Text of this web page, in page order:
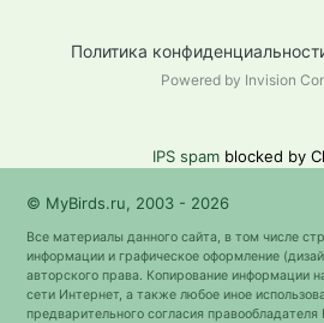
Политика
Powered by Invision
IPS spam blocked by
© MyBirds.ru, 2003 - 2026
Все материалы данного сайта, в том числе
информации и графическое оформление
авторского права. Копирование информации
сети Интернет, а также любое иное
предварительного согласия